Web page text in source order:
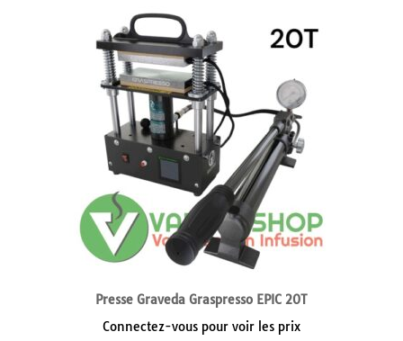
Presse Graveda Graspresso EPIC 20T
Connectez-vous pour voir les prix